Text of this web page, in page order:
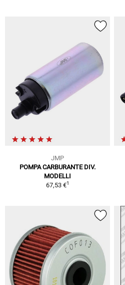
JMP
POMPA CARBURANTE DIV.
MODELLI
67,53 €1